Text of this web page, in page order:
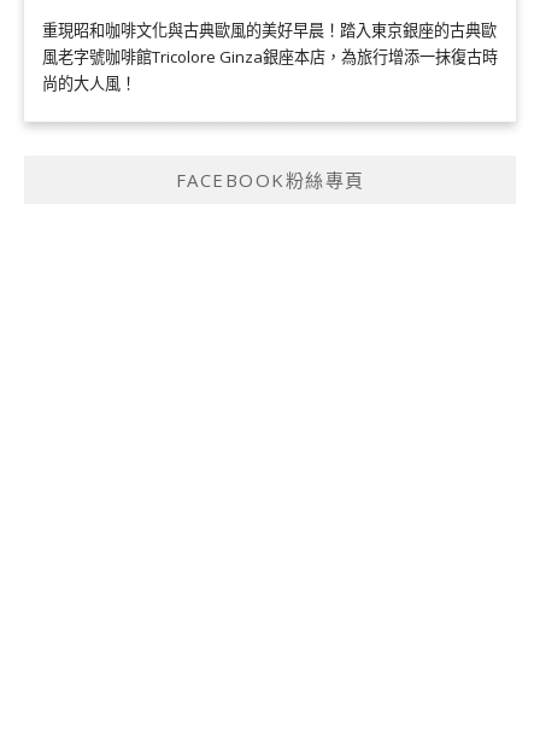
重現昭和咖啡文化與古典歐風的美好早晨！踏入東京銀座的古典歐
風老字號咖啡館Tricolore Ginza銀座本店，為旅行增添一抹復古時
尚的大人風！
FACEBOOK粉絲專頁